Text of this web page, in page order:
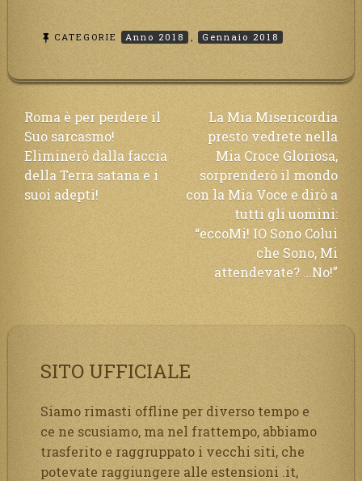
CATEGORIE Anno 2018 , Gennaio 2018
Navigazione
articoli
Roma è per perdere il
Suo sarcasmo!
Eliminerò dalla faccia
della Terra satana e i
suoi adepti!
La Mia Misericordia
presto vedrete nella
Mia Croce Gloriosa,
sorprenderò il mondo
con la Mia Voce e dirò a
tutti gli uomini:
“eccoMi! IO Sono Colui
che Sono, Mi
attendevate? …No!”
SITO UFFICIALE
Siamo rimasti offline per diverso tempo e
ce ne scusiamo, ma nel frattempo, abbiamo
trasferito e raggruppato i vecchi siti, che
potevate raggiungere alle estensioni .it,